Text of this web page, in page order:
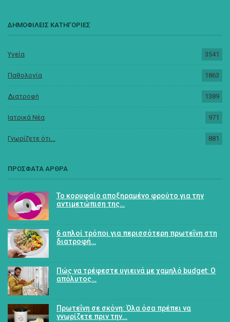
ΔΗΜΟΦΙΛΕΙΣ ΚΑΤΗΓΟΡΙΕΣ
Υγεία 3541
Παθολογία 1863
Διατροφή 1389
Ιατρικά Νέα 971
Γνωρίζετε ότι... 881
ΠΡΟΣΦΑΤΑ ΑΡΘΡΑ
Το κορυφαίο αποξηραμένο φρούτο για την
αντιμετώπιση της…
6 απλοί τρόποι για περισσότερη πρωτεΐνη στη
διατροφή…
Πώς να τρέφεστε υγιεινά με χαμηλό budget: Ο
απόλυτος…
Πρωτεΐνη σε σκόνη: Όλα όσα πρέπει να
γνωρίζετε πριν την…